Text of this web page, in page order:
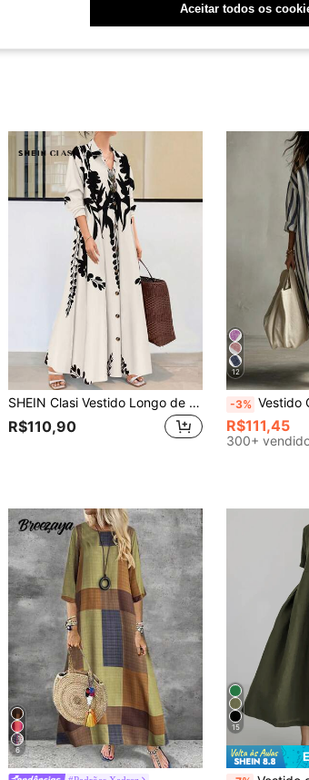
SHEIN Clasi Vestido Longo de Manga Longa Casual Feminino, Conjunto Mulher
R$110,90
12
-3% Vestido Casual de Verão
R$111,45
300+
6
15
Aceitar todos os